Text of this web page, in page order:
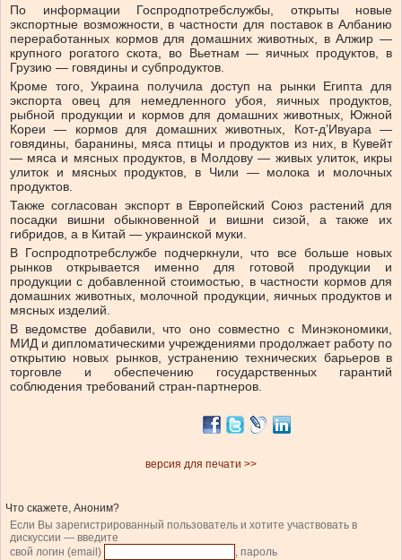
По информации Госпродпотребслужбы, открыты новые
экспортные возможности, в частности для поставок в Албанию
переработанных кормов для домашних животных, в Алжир —
крупного рогатого скота, во Вьетнам — яичных продуктов, в
Грузию — говядины и субпродуктов.
Кроме того, Украина получила доступ на рынки Египта для
экспорта овец для немедленного убоя, яичных продуктов,
рыбной продукции и кормов для домашних животных, Южной
Кореи — кормов для домашних животных, Кот-д’Ивуара —
говядины, баранины, мяса птицы и продуктов из них, в Кувейт
— мяса и мясных продуктов, в Молдову — живых улиток, икры
улиток и мясных продуктов, в Чили — молока и молочных
продуктов.
Также согласован экспорт в Европейский Союз растений для
посадки вишни обыкновенной и вишни сизой, а также их
гибридов, а в Китай — украинской муки.
В Госпродпотребслужбе подчеркнули, что все больше новых
рынков открывается именно для готовой продукции и
продукции с добавленной стоимостью, в частности кормов для
домашних животных, молочной продукции, яичных продуктов и
мясных изделий.
В ведомстве добавили, что оно совместно с Минэкономики,
МИД и дипломатическими учреждениями продолжает работу по
открытию новых рынков, устранению технических барьеров в
торговле и обеспечению государственных гарантий
соблюдения требований стран-партнеров.
версия для печати >>
Что скажете, Аноним?
Если Вы зарегистрированный пользователь и хотите участвовать в
дискуссии — введите
свой логин (email)
, пароль